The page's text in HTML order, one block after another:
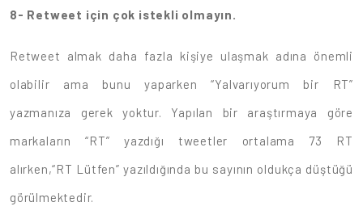
8- Retweet için çok istekli olmayın.
Retweet almak daha fazla kişiye ulaşmak adına önemli
olabilir ama bunu yaparken “Yalvarıyorum bir RT”
yazmanıza gerek yoktur. Yapılan bir araştırmaya göre
markaların “RT” yazdığı tweetler ortalama 73 RT
alırken,“RT Lütfen” yazıldığında bu sayının oldukça düştüğü
görülmektedir.